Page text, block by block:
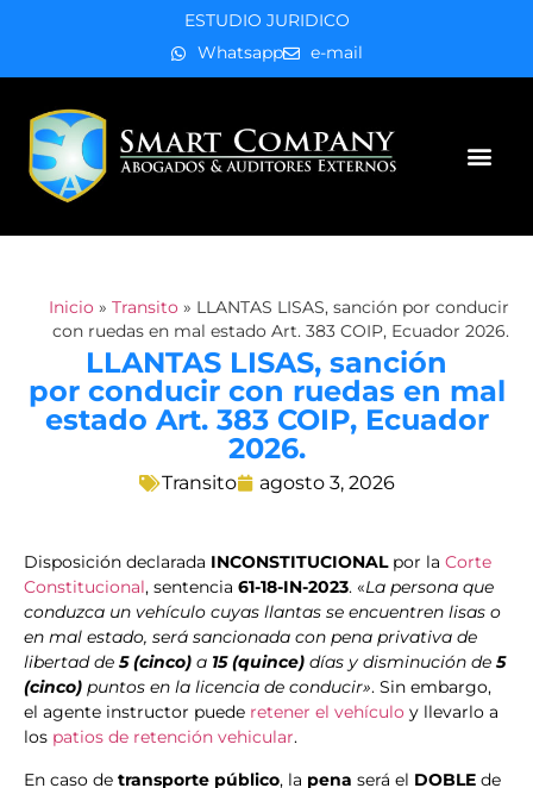
ESTUDIO JURIDICO
Whatsapp
e-mail
Inicio » Transito » LLANTAS LISAS, sanción por conducir
con ruedas en mal estado Art. 383 COIP, Ecuador 2026.
LLANTAS LISAS, sanción
por conducir con ruedas en mal
estado Art. 383 COIP, Ecuador
2026.
Transito agosto 3, 2026
Disposición declarada INCONSTITUCIONALpor la Corte
Constitucional, sentencia 61-18-IN-2023. «La persona que
conduzca un vehículo cuyas llantas se encuentren lisas o
en mal estado, será sancionada con pena privativa de
libertad de 5 (cinco) a 15 (quince) días y disminución de 5
(cinco) puntos en la licencia de conducir». Sin embargo,
el agente instructor puede retener el vehículo y llevarlo a
los patios de retención vehicular.
En caso de transporte público, la pena será el DOBLE de